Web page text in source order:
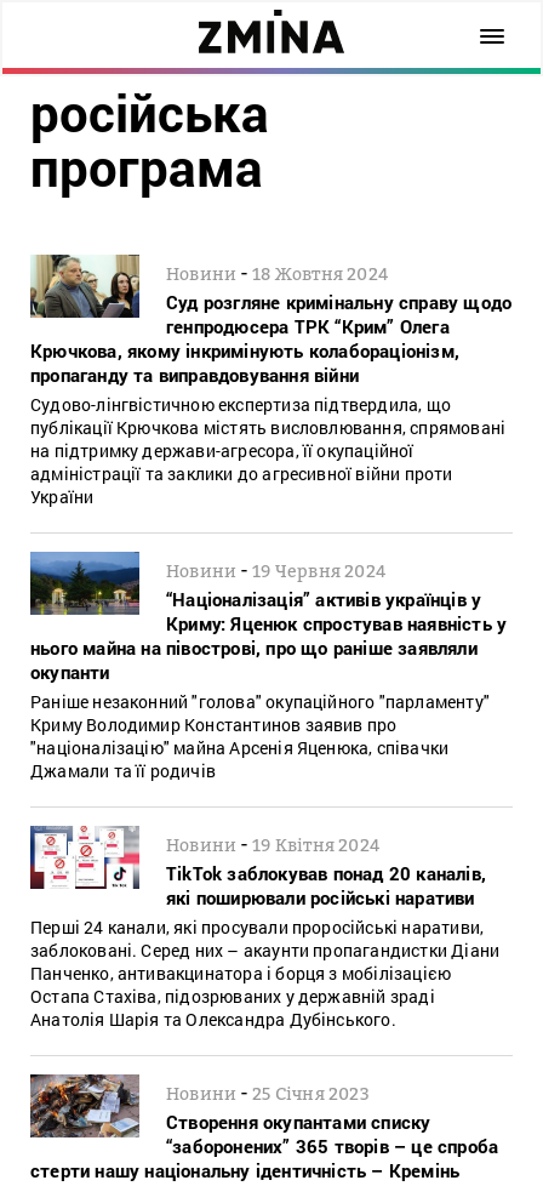
російська
програма
Новини -18 Жовтня 2024
Суд розгляне кримінальну справу щодо
генпродюсера ТРК “Крим” Олега
Крючкова, якому інкримінують колабораціонізм,
пропаганду та виправдовування війни
Судово-лінгвістичною експертиза підтвердила, що
публікації Крючкова містять висловлювання, спрямовані
на підтримку держави-агресора, її окупаційної
адміністрації та заклики до агресивної війни проти
України
Новини -19 Червня 2024
“Націоналізація” активів українців у
Криму: Яценюк спростував наявність у
нього майна на півострові, про що раніше заявляли
окупанти
Раніше незаконний "голова" окупаційного "парламенту"
Криму Володимир Константинов заявив про
"націоналізацію" майна Арсенія Яценюка, співачки
Джамали та її родичів
Новини -19 Квітня 2024
TikTok заблокував понад 20 каналів,
які поширювали російські наративи
Перші 24 канали, які просували проросійські наративи,
заблоковані. Серед них – акаунти пропагандистки Діани
Панченко, антивакцинатора і борця з мобілізацією
Остапа Стахіва, підозрюваних у державній зраді
Анатолія Шарія та Олександра Дубінського.
Новини -25 Січня 2023
Створення окупантами списку
“заборонених” 365 творів – це спроба
стерти нашу національну ідентичність – Кремінь